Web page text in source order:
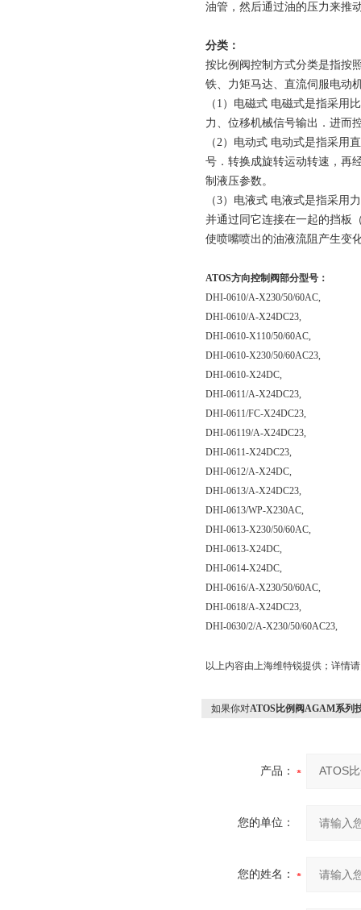
油管，然后通过油的压力来推
分类：
按比例阀控制方式分类是指按
铁、力矩马达、直流伺服电动
（1）电磁式 电磁式是指采用
力、位移机械信号输出．进而
（2）电动式 电动式是指采用
号．转换成旋转运动转速，再
制液压参数。
（3）电液式 电液式是指采用
并通过同它连接在一起的挡板
使喷嘴喷出的油液流阻产生变
ATOS方向控制阀部分型号：
DHI-0610/A-X230/50/60AC,
DHI-0610/A-X24DC23,
DHI-0610-X110/50/60AC,
DHI-0610-X230/50/60AC23,
DHI-0610-X24DC,
DHI-0611/A-X24DC23,
DHI-0611/FC-X24DC23,
DHI-06119/A-X24DC23,
DHI-0611-X24DC23,
DHI-0612/A-X24DC,
DHI-0613/A-X24DC23,
DHI-0613/WP-X230AC,
DHI-0613-X230/50/60AC,
DHI-0613-X24DC,
DHI-0614-X24DC,
DHI-0616/A-X230/50/60AC,
DHI-0618/A-X24DC23,
DHI-0630/2/A-X230/50/60AC23,
以上内容由上海维特锐提供；详情
如果你对ATOS比例阀AGAM系列
产品：
您的单位：
您的姓名：